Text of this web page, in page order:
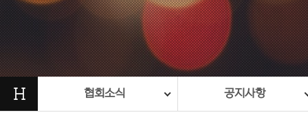
H 협회소식 공지사항